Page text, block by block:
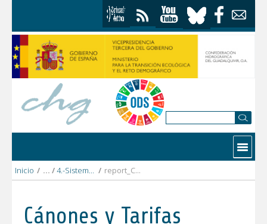
Contactar
Inicio / 4.-Sistema_Guadalquivir_Bajo / report_CR_Zufre_2024_DEFINITIVO.pdf
Cánones y Tarifas